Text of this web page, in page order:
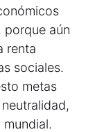
porque aún
renta
sociales.
metas